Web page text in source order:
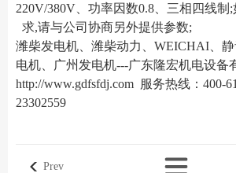
220V/380V、功率因数0.8、三相四线制
求,请与公司协商另外提供参数;
潍柴发电机、潍柴动力、WEICHAI、
电机、广州发电机---广东隆宏机电设备
http://www.gdfsfdj.com 服务热线：400-
23302559
Prev